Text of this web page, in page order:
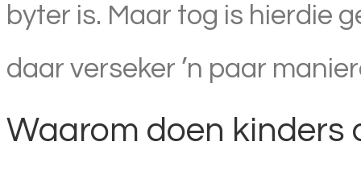
byter is. Maar tog is hierdie
daar verseker ’n paar
Waarom doen kinders